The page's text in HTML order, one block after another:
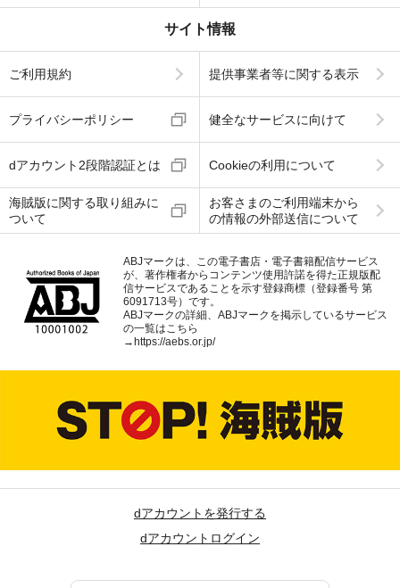
サイト情報
ご利用規約 提供事業者等に関する表示
プライバシーポリシー 健全なサービスに向けて
dアカウント2段階認証とは Cookieの利用について
海賊版に関する取り組みに
ついて
お客さまのご利用端末から
の情報の外部送信について
ABJマークは、この電子書店・電子書籍配信サービス
が、著作権者からコンテンツ使用許諾を得た正規版配
信サービスであることを示す登録商標（登録番号 第
6091713号）です。
ABJマークの詳細、ABJマークを掲示しているサービス
の一覧はこちら
→ https://aebs.or.jp/
dアカウントを発行する
dアカウントログイン